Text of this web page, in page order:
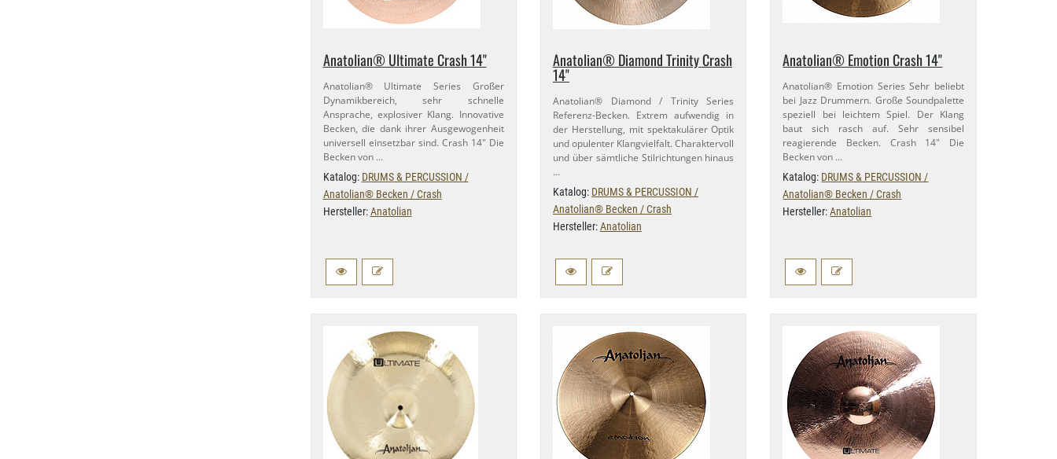
Anatolian® Ultimate Crash 14"
Anatolian® Ultimate Series Großer
Dynamikbereich, sehr schnelle
Ansprache, explosiver Klang. Innovative
Becken, die dank ihrer Ausgewogenheit
universell einsetzbar sind. Crash 14" Die
Becken von …
Katalog: DRUMS & PERCUSSION /
Anatolian® Becken / Crash
Hersteller:Anatolian
Anatolian® Diamond Trinity Crash
14"
Anatolian® Diamond / Trinity Series
Referenz-​Becken. Extrem aufwendig in
der Herstellung, mit spektakulärer Optik
und opulenter Klangvielfalt. Charaktervoll
und über sämtliche Stilrichtungen hinaus
…
Katalog: DRUMS & PERCUSSION /
Anatolian® Becken / Crash
Hersteller:Anatolian
Anatolian® Emotion Crash 14"
Anatolian® Emotion Series Sehr beliebt
bei Jazz Drummern. Große Soundpalette
speziell bei leichtem Spiel. Der Klang
baut sich rasch auf. Sehr sensibel
reagierende Becken. Crash 14" Die
Becken von …
Katalog: DRUMS & PERCUSSION /
Anatolian® Becken / Crash
Hersteller:Anatolian